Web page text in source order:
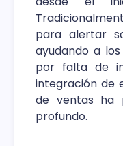
para alertar
ayudando a
por falta de
integración de
de ventas ha
profundo.